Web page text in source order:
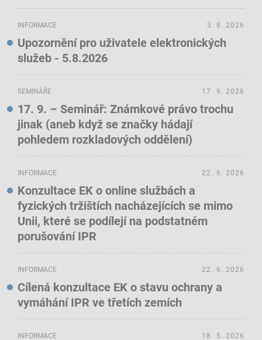
INFORMACE
Upozornění pro uživatele elektronických
služeb - 5.8.2026
3. 8. 2026
SEMINÁŘE
17. 9. – Seminář: Známkové právo trochu
jinak (aneb když se značky hádají
pohledem rozkladových oddělení)
17. 9. 2026
INFORMACE
Konzultace EK o online službách a
fyzických tržištích nacházejících se mimo
Unii, které se podílejí na podstatném
porušování IPR
22. 6. 2026
INFORMACE
Cílená konzultace EK o stavu ochrany a
vymáhání IPR ve třetích zemích
22. 6. 2026
INFORMACE 18. 5. 2026